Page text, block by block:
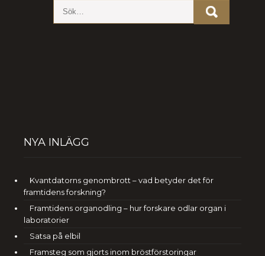
NYA INLÄGG
Kvantdatorns genombrott – vad betyder det för
framtidens forskning?
Framtidens organodling – hur forskare odlar organ i
laboratorier
Satsa på elbil
Framsteg som gjorts inom bröstförstoringar